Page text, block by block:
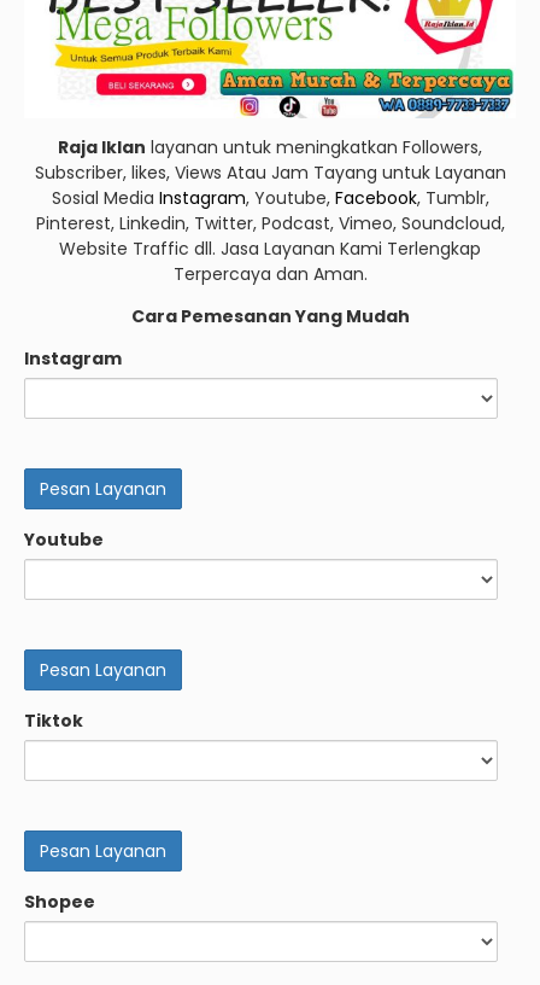
Raja Iklan layanan untuk meningkatkan Followers,
Subscriber, likes, Views Atau Jam Tayang untuk Layanan
Sosial Media Instagram, Youtube, Facebook, Tumblr,
Pinterest, Linkedin, Twitter, Podcast, Vimeo, Soundcloud,
Website Traffic dll. Jasa Layanan Kami Terlengkap
Terpercaya dan Aman.
Cara Pemesanan Yang Mudah
Instagram
Youtube
Tiktok
Shopee